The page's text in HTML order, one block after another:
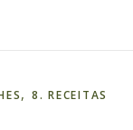
,8. RECEITAS